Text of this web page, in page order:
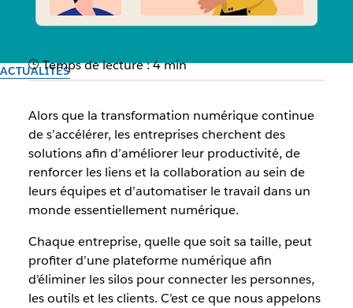
ACTUALITÉS
Les experts partenaires de
Slack et Salesforce lancent
des solutions sectorielles
La première vague de solutions sectorielles pour les
le domaine des services financiers, de la production, des
communications, de la vente au détail, des médias et de la
technologie
Temps de lecture : 4 min
Alors que la transformation numérique continue
de s’accélérer, les entreprises cherchent des
solutions afin d’améliorer leur productivité, de
renforcer les liens et la collaboration au sein de
leurs équipes et d’automatiser le travail dans un
monde essentiellement numérique.
Chaque entreprise, quelle que soit sa taille, peut
profiter d’une plateforme numérique afin
d’éliminer les silos pour connecter les personnes,
les outils et les clients. C’est ce que nous appelons